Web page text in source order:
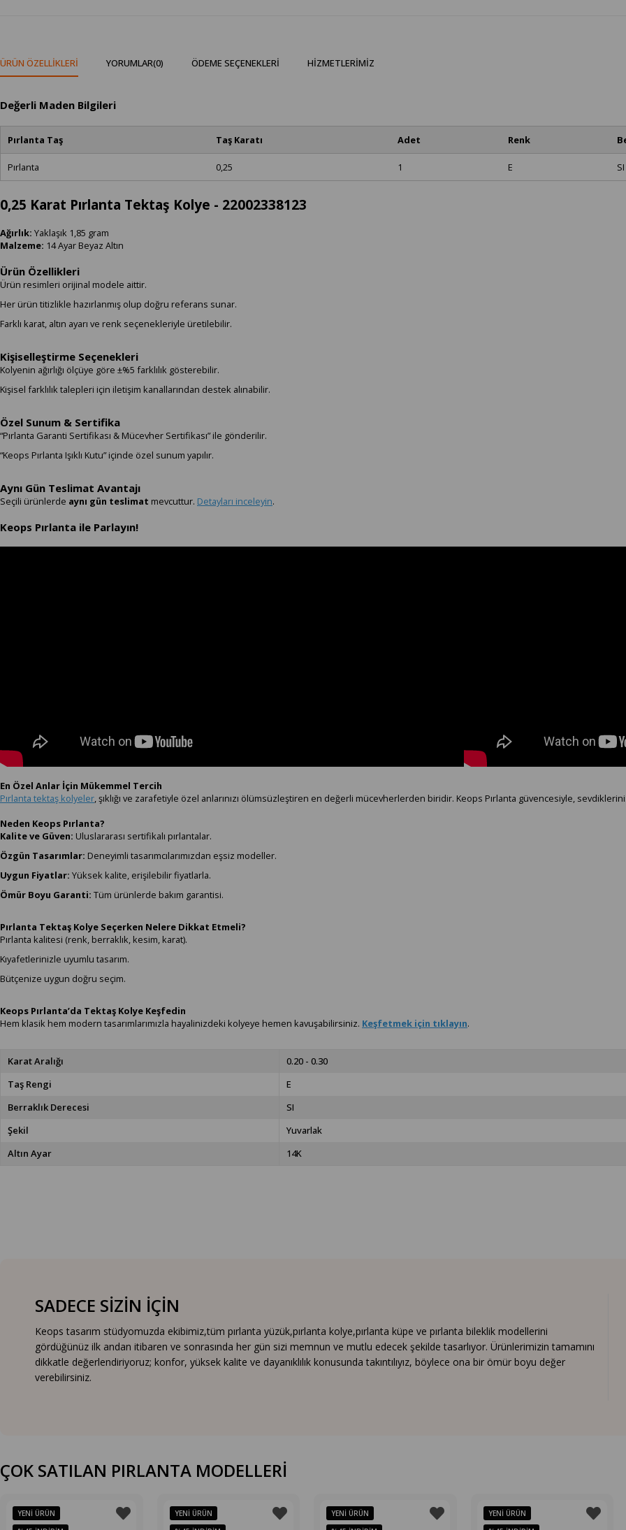
ÜRÜN ÖZELLIKLERI YORUMLAR(0) ÖDEME SEÇENEKLERI HIZMETLERIMIZ
Değerli Maden Bilgileri
Pırlanta Taş Taş Karatı Adet Renk
Pırlanta 0,25 1 E SI
0,25 Karat Pırlanta Tektaş Kolye - 22002338123
Ağırlık: Yaklaşık 1,85 gram
Malzeme: 14 Ayar Beyaz Altın
Ürün Özellikleri
Ürün resimleri orijinal modele aittir.
Her ürün titizlikle hazırlanmış olup doğru referans sunar.
Farklı karat, altın ayarı ve renk seçenekleriyle üretilebilir.
Kişiselleştirme Seçenekleri
Kolyenin ağırlığı ölçüye göre ±%5 farklılık gösterebilir.
Kişisel farklılık talepleri için iletişim kanallarından destek alınabilir.
Özel Sunum & Sertifika
“Pırlanta Garanti Sertifikası & Mücevher Sertifikası” ile gönderilir.
“Keops Pırlanta Işıklı Kutu” içinde özel sunum yapılır.
Aynı Gün Teslimat Avantajı
Seçili ürünlerde aynı gün teslimat mevcuttur. Detayları inceleyin.
Keops Pırlanta ile Parlayın!
En Özel Anlar İçin Mükemmel Tercih
Pırlanta tektaş kolyeler , şıklığı ve zarafetiyle özel anlarınızı ölümsüzleştiren en değerli mücevherlerden biridir. Keops Pırlanta güvencesiyle,
Neden Keops Pırlanta?
Kalite ve Güven: Uluslararası sertifikalı pırlantalar.
Özgün Tasarımlar: Deneyimli tasarımcılarımızdan eşsiz modeller.
Uygun Fiyatlar: Yüksek kalite, erişilebilir fiyatlarla.
Ömür Boyu Garanti: Tüm ürünlerde bakım garantisi.
Pırlanta Tektaş Kolye Seçerken Nelere Dikkat Etmeli?
Pırlanta kalitesi (renk, berraklık, kesim, karat).
Kıyafetlerinizle uyumlu tasarım.
Bütçenize uygun doğru seçim.
Keops Pırlanta’da Tektaş Kolye Keşfedin
Hem klasik hem modern tasarımlarımızla hayalinizdeki kolyeye hemen kavuşabilirsiniz. Keşfetmek için tıklayın.
Karat Aralığı
0.20 - 0.30
Taş Rengi
E
Berraklık Derecesi
SI
Şekil
Yuvarlak
Altın Ayar
14K
SADECE SİZİN İÇİN
Keops tasarım stüdyomuzda ekibimiz,tüm pırlanta yüzük,pırlanta kolye,pırlanta küpe ve pırlanta bileklik modellerini
gördüğünüz ilk andan itibaren ve sonrasında her gün sizi memnun ve mutlu edecek şekilde tasarlıyor. Ürünlerimizin tamamını
dikkatle değerlendiriyoruz; konfor, yüksek kalite ve dayanıklılık konusunda takıntılıyız, böylece ona bir ömür boyu değer
verebilirsiniz.
ÇOK SATILAN PIRLANTA MODELLERİ
YENI ÜRÜN
YENI ÜRÜN
YENI ÜRÜN
YENI ÜRÜN